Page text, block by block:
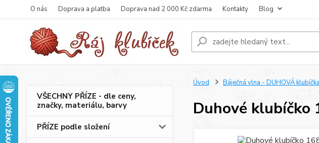
O nás Doprava a platba Doprava nad 2 000 Kč zdarma Kontakty Blog
VŠECHNY PŘÍZE - dle ceny,
značky, materiálu, barvy
PŘÍZE podle složení
Úvod Báječná vlna - DUHOVÁ klubíčka
Duhové klubíčko